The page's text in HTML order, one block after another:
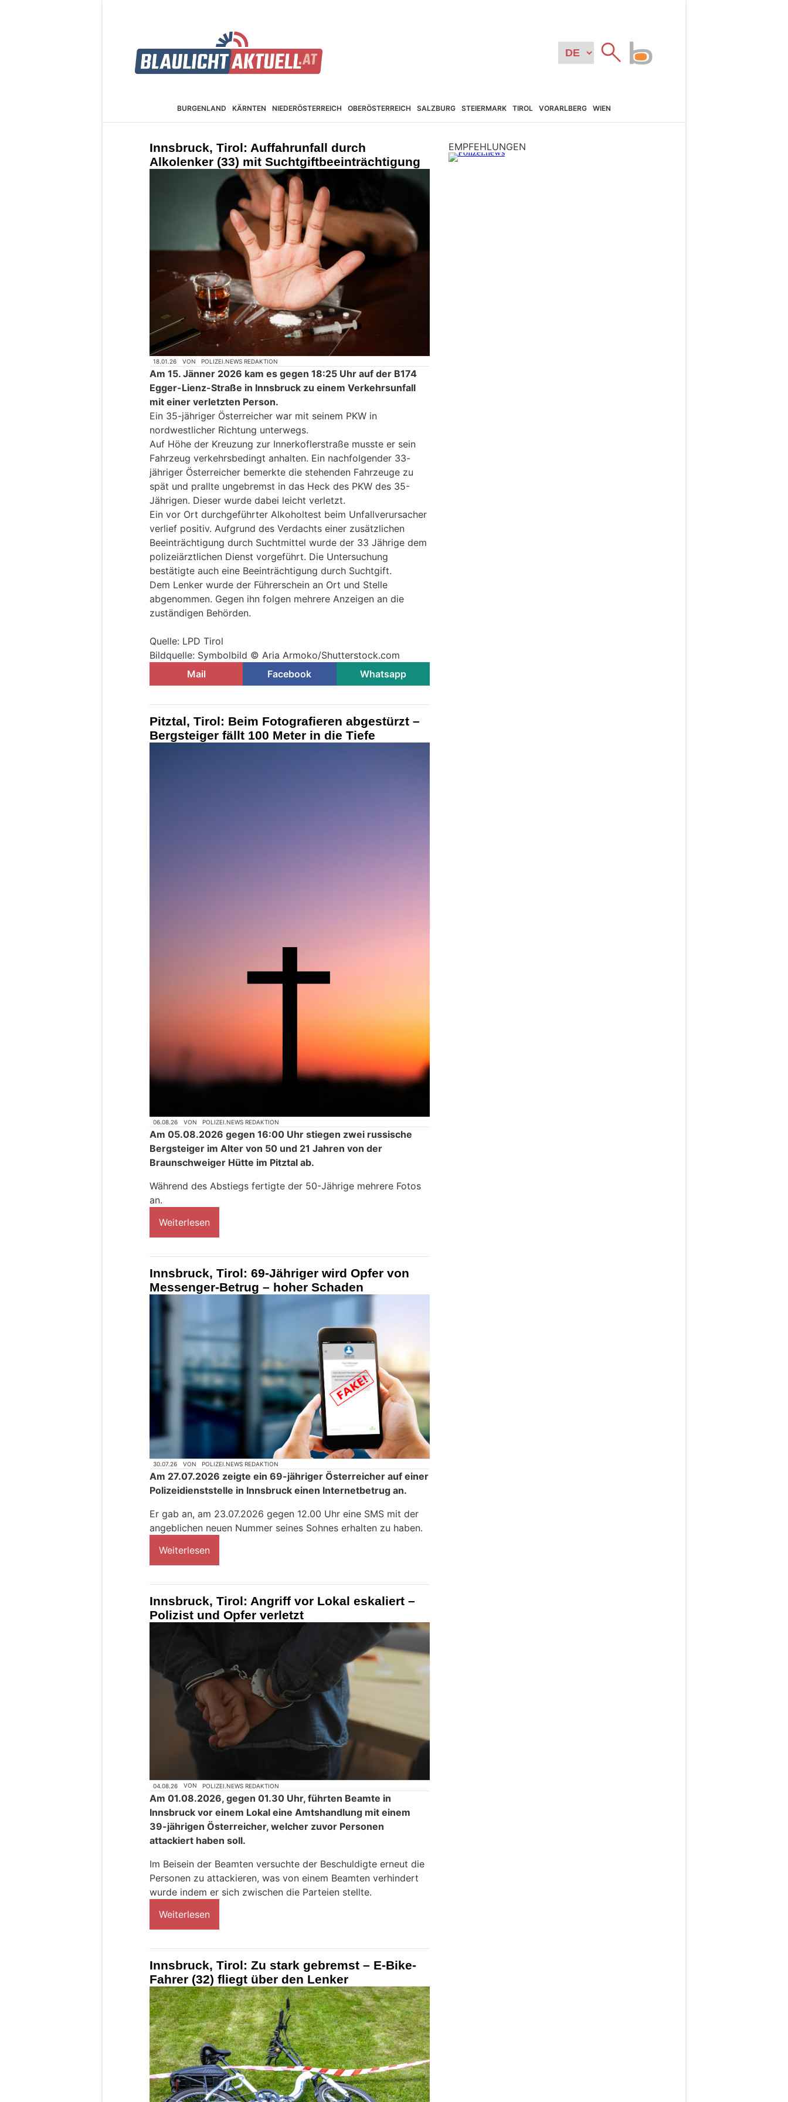
BURGEN­LAND KÄRNTEN NIEDER­ÖSTERREICH OBER­ÖSTERREICH SALZBURG STEIER­MARK TIROL VORARL­BERG WIEN
Innsbruck, Tirol: Auffahrunfall durch
Alkolenker (33) mit Suchtgiftbeeinträchtigung
18.01.26 VON POLIZEI.NEWS REDAKTION
Am 15. Jänner 2026 kam es gegen 18:25 Uhr auf der B174
Egger-Lienz-Straße in Innsbruck zu einem Verkehrsunfall
mit einer verletzten Person.
Ein 35-jähriger Österreicher war mit seinem PKW in
nordwestlicher Richtung unterwegs.
Auf Höhe der Kreuzung zur Innerkoflerstraße musste er sein
Fahrzeug verkehrsbedingt anhalten. Ein nachfolgender 33-
jähriger Österreicher bemerkte die stehenden Fahrzeuge zu
spät und prallte ungebremst in das Heck des PKW des 35-
Jährigen. Dieser wurde dabei leicht verletzt.
Ein vor Ort durchgeführter Alkoholtest beim Unfallverursacher
verlief positiv. Aufgrund des Verdachts einer zusätzlichen
Beeinträchtigung durch Suchtmittel wurde der 33 Jährige dem
polizeiärztlichen Dienst vorgeführt. Die Untersuchung
bestätigte auch eine Beeinträchtigung durch Suchtgift.
Dem Lenker wurde der Führerschein an Ort und Stelle
abgenommen. Gegen ihn folgen mehrere Anzeigen an die
zuständigen Behörden.
Quelle: LPD Tirol
Bildquelle: Symbolbild © Aria Armoko/Shutterstock.com
Mail
Facebook Whatsapp
Pitztal, Tirol: Beim Fotografieren abgestürzt –
Bergsteiger fällt 100 Meter in die Tiefe
06.08.26 VON POLIZEI.NEWS REDAKTION
Am 05.08.2026 gegen 16:00 Uhr stiegen zwei russische
Bergsteiger im Alter von 50 und 21 Jahren von der
Braunschweiger Hütte im Pitztal ab.
Während des Abstiegs fertigte der 50-Jährige mehrere Fotos
an.
Weiterlesen
Innsbruck, Tirol: 69-Jähriger wird Opfer von
Messenger-Betrug – hoher Schaden
30.07.26 VON POLIZEI.NEWS REDAKTION
Am 27.07.2026 zeigte ein 69-jähriger Österreicher auf einer
Polizeidienststelle in Innsbruck einen Internetbetrug an.
Er gab an, am 23.07.2026 gegen 12.00 Uhr eine SMS mit der
angeblichen neuen Nummer seines Sohnes erhalten zu haben.
Weiterlesen
Innsbruck, Tirol: Angriff vor Lokal eskaliert –
Polizist und Opfer verletzt
04.08.26 VON POLIZEI.NEWS REDAKTION
Am 01.08.2026, gegen 01.30 Uhr, führten Beamte in
Innsbruck vor einem Lokal eine Amtshandlung mit einem
39-jährigen Österreicher, welcher zuvor Personen
attackiert haben soll.
Im Beisein der Beamten versuchte der Beschuldigte erneut die
Personen zu attackieren, was von einem Beamten verhindert
wurde indem er sich zwischen die Parteien stellte.
Weiterlesen
Innsbruck, Tirol: Zu stark gebremst – E-Bike-
Fahrer (32) fliegt über den Lenker
EMPFEHLUNGEN